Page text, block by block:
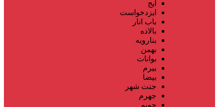
ایج
ایزدخواست
باب انار
بالاده
بنارویه
بهمن
بوانات
بیرم
بیضا
جنت شهر
جهرم
جویم